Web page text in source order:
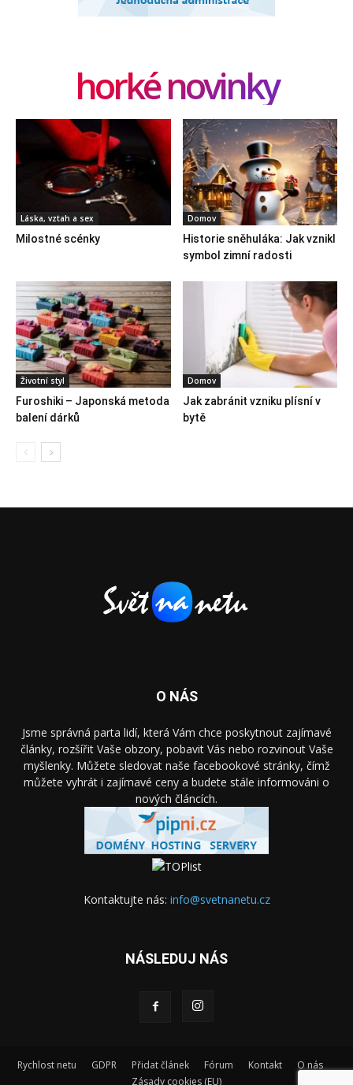
horké novinky
Láska, vztah a sex
Milostné scénky
Domov
Historie sněhuláka: Jak vznikl
symbol zimní radosti
Životní styl
Furoshiki – Japonská metoda
balení dárků
Domov
Jak zabránit vzniku plísní v
bytě
O NÁS
Jsme správná parta lidí, která Vám chce poskytnout zajímavé
články, rozšířit Vaše obzory, pobavit Vás nebo rozvinout Vaše
myšlenky. Můžete sledovat naše facebookové stránky, čímž
můžete vyhrát i zajímavé ceny a budete stále informováni o
nových článcích.
Kontaktujte nás: info@svetnanetu.cz
NÁSLEDUJ NÁS
Rychlost netu GDPR Přidat článek Fórum Kontakt
O nás
Zásady cookies (EU)